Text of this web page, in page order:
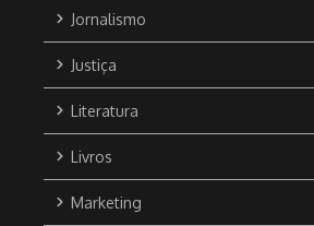
Jornalismo
Justiça
Literatura
Livros
Marketing